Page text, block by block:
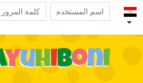
مغامرات الكتاب